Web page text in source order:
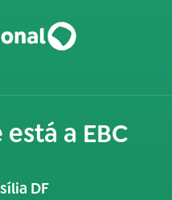
a EBC
DF